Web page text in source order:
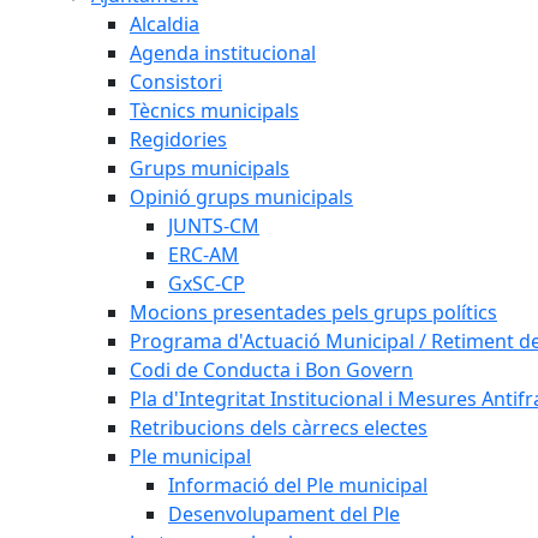
Alcaldia
Agenda institucional
Consistori
Tècnics municipals
Regidories
Grups municipals
Opinió grups municipals
JUNTS-CM
ERC-AM
GxSC-CP
Mocions presentades pels grups polítics
Programa d'Actuació Municipal / Retiment
Codi de Conducta i Bon Govern
Pla d'Integritat Institucional i Mesures
Retribucions dels càrrecs electes
Ple municipal
Informació del Ple municipal
Desenvolupament del Ple